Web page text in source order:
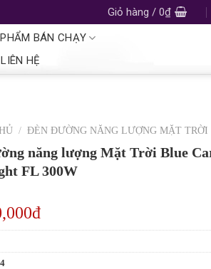
Giỏ hàng / 0₫
BÁN CHẠY
LIÊN HỆ
/ ĐÈN ĐƯỜNG NĂNG LƯỢNG MẶT TRỜI
năng lượng Mặt Trời Blue
FL 300W